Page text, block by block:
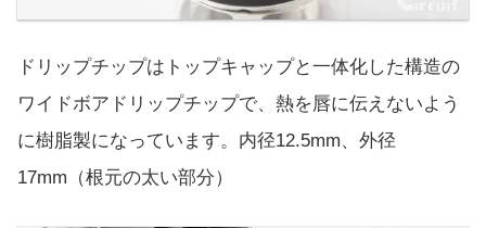
ドリップチップはトップキャップと一体化した構造の
ワイドボアドリップチップで、熱を唇に伝えないよう
に樹脂製になっています。内径12.5mm、外径
17mm（根元の太い部分）